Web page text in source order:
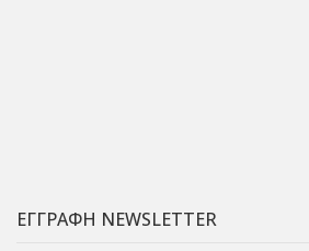
ΕΓΓΡΑΦΗ NEWSLETTER